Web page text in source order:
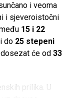
i veoma
i sjeveroistočni
15 i 22
do 25 stepeni
će od 33
prilika. U